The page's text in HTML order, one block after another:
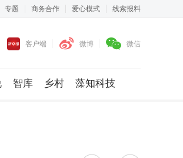
专题 商务合作 爱心模式 线索报料
客户端 微博 微信
智库 乡村 藻知科技